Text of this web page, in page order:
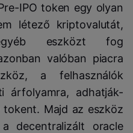
IPO token egy olyan
létező kriptovalutát,
eszközt fog
valóban piacra
a felhasználók
árfolyamra, adhatják-
Majd az eszköz
decentralizált oracle